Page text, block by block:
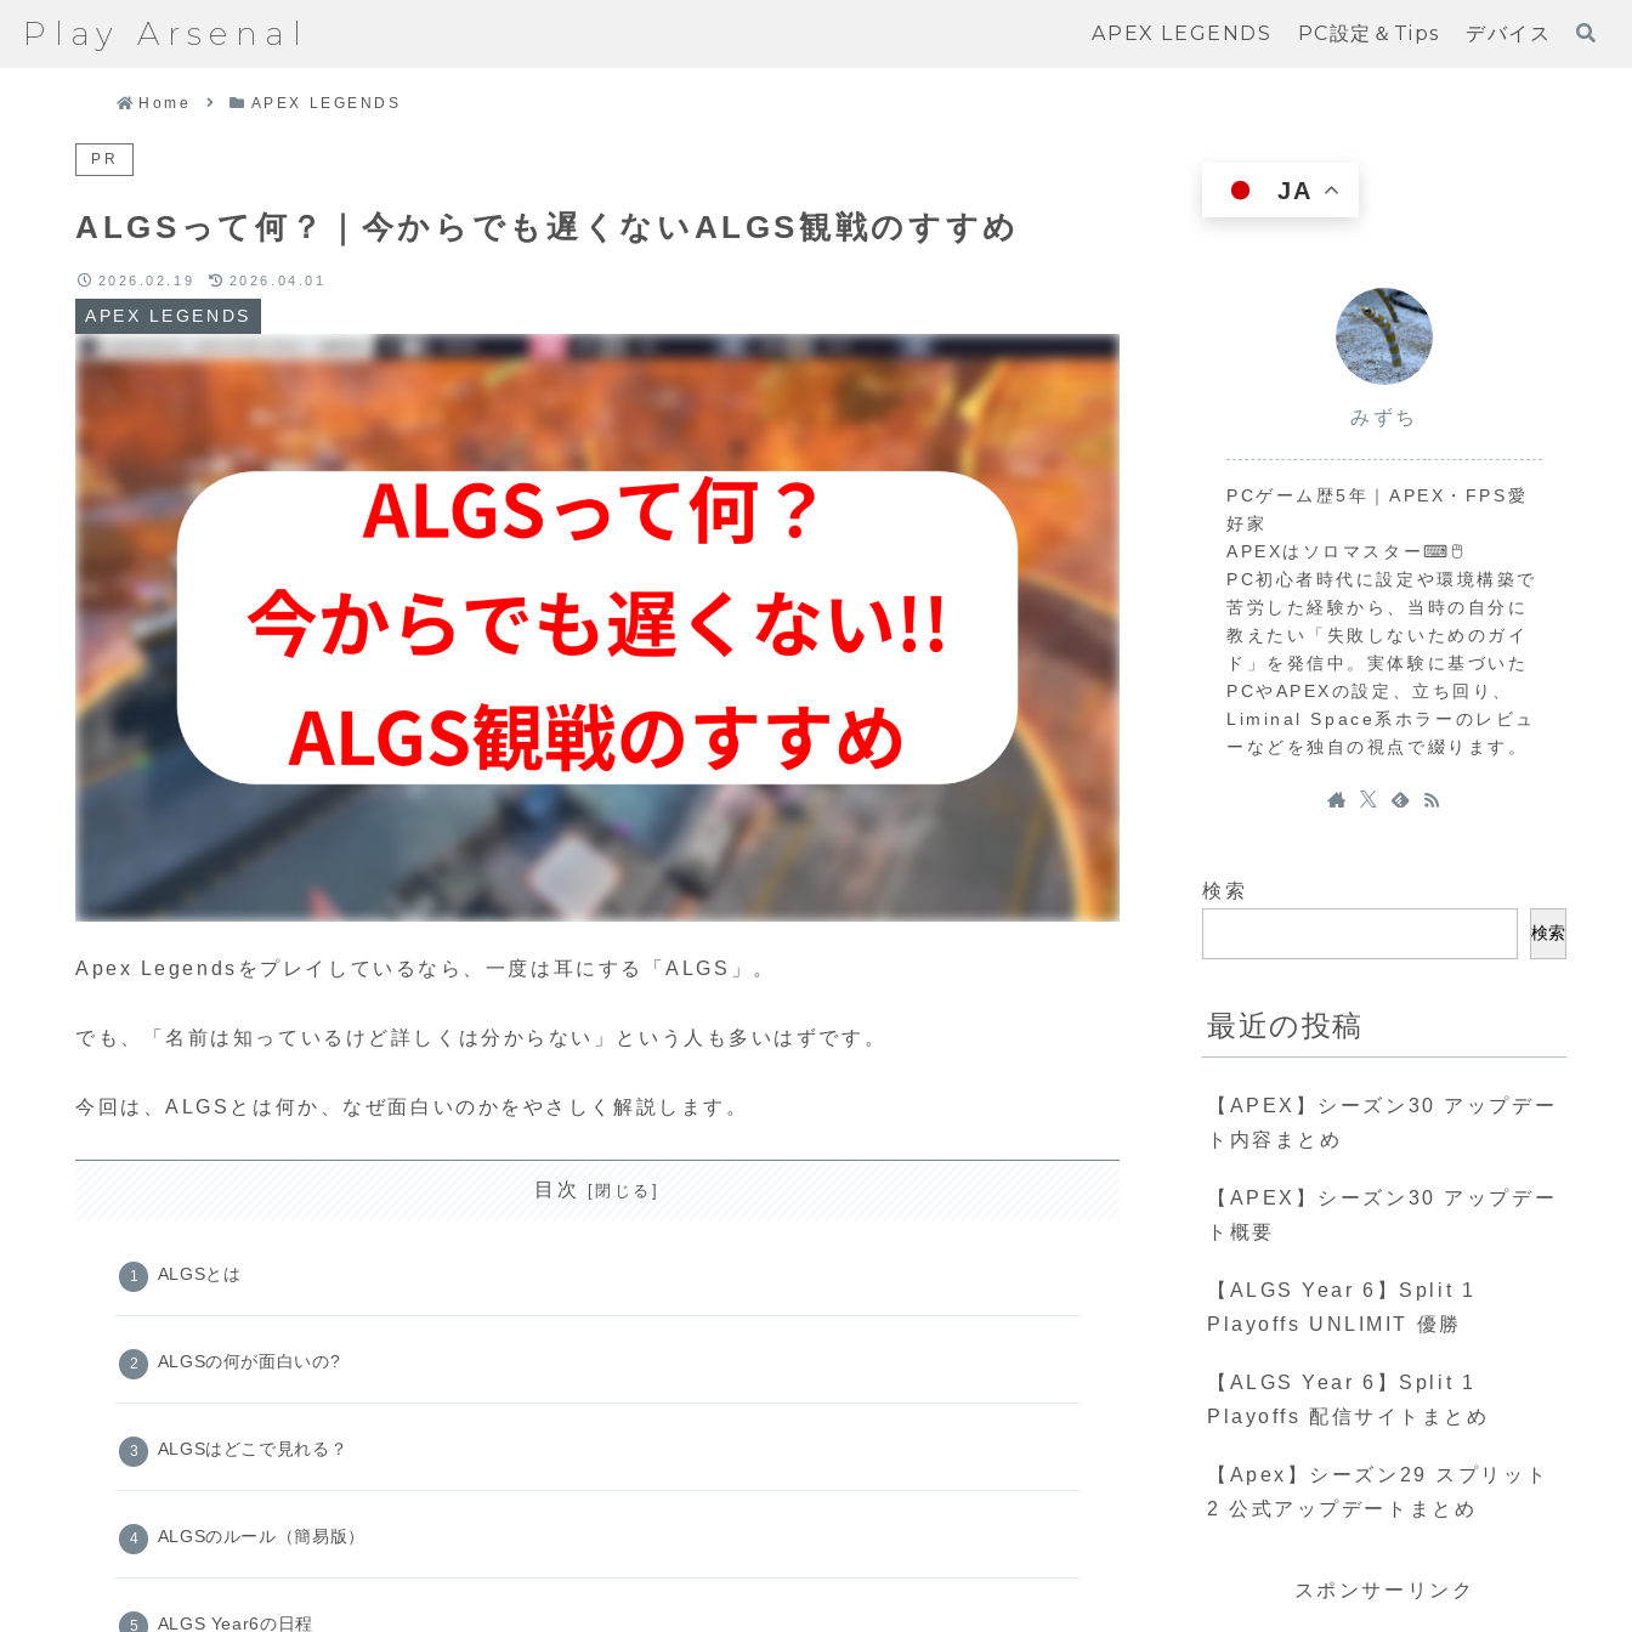
Play Arsenal APEX LEGENDS PC設定＆Tips デバイス
Home APEX LEGENDS
PR
ALGSって何？｜今からでも遅くないALGS観戦のすすめ
APEX LEGENDS
2026.02.19 2026.04.01
Apex Legendsをプレイしているなら、一度は耳にする「ALGS」。
でも、「名前は知っているけど詳しくは分からない」という人も多いはずです。
今回は、ALGSとは何か、なぜ面白いのかをやさしく解説します。
目次
ALGSとは
ALGSの何が面白いの?
ALGSはどこで見れる？
ALGSのルール（簡易版）
ALGS Year6の日程
JA
みずち
PCゲーム歴5年｜APEX・FPS愛
好家
APEXはソロマスター⌨🖱
PC初心者時代に設定や環境構築で
苦労した経験から、当時の自分に
教えたい「失敗しないためのガイ
ド」を発信中。実体験に基づいた
PCやAPEXの設定、立ち回り、
Liminal Space系ホラーのレビュ
ーなどを独自の視点で綴ります。
検索
検索
最近の投稿
【APEX】シーズン30 アップデー
ト内容まとめ
【APEX】シーズン30 アップデー
ト概要
【ALGS Year 6】Split 1
Playoffs UNLIMIT 優勝
【ALGS Year 6】Split 1
Playoffs 配信サイトまとめ
【Apex】シーズン29 スプリット
2 公式アップデートまとめ
スポンサーリンク